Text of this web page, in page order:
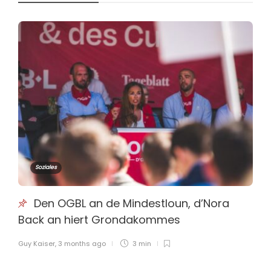
Soziales
Den OGBL an de Mindestloun, d’Nora
Back an hiert Grondakommes
Guy Kaiser, 3 months ago 3 min